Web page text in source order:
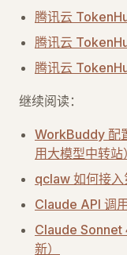
腾讯云
腾讯云
腾讯云
继续阅读：
WorkBuddy 配
用大模型中转站）
qclaw 如何接入
Claude API 调
Claude Sonnet
新）